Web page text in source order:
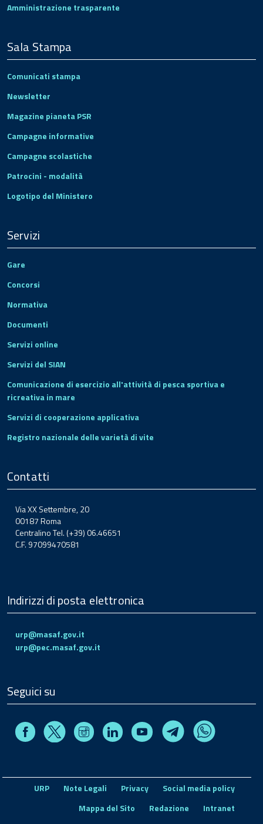
Amministrazione trasparente
Sala Stampa
Comunicati stampa
Newsletter
Magazine pianeta PSR
Campagne informative
Campagne scolastiche
Patrocini - modalità
Logotipo del Ministero
Servizi
Gare
Concorsi
Normativa
Documenti
Servizi online
Servizi del SIAN
Comunicazione di esercizio all'attività di pesca sportiva e
ricreativa in mare
Servizi di cooperazione applicativa
Registro nazionale delle varietà di vite
Contatti
Via XX Settembre, 20
00187 Roma
Centralino Tel. (+39) 06.46651
C.F. 97099470581
Indirizzi di posta elettronica
urp@masaf.gov.it
urp@pec.masaf.gov.it
Seguici su
FacebookX InstagramLinkedin Youtube TelegramWhatsapp
URP Note Legali Privacy
Social media policy
Mappa del Sito
Redazione
Intranet